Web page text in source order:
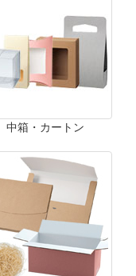
中箱・カートン